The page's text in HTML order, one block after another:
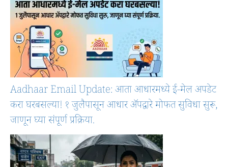
Aadhaar Email Update: आता आधारमध्ये ई-मेल अपडेट
करा घरबसल्या! १ जुलैपासून आधार ॲपद्वारे मोफत सुविधा सुरू,
जाणून घ्या संपूर्ण प्रक्रिया.